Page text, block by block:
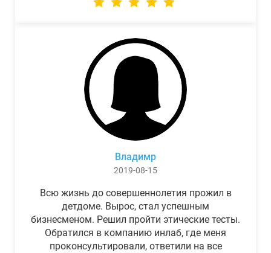
Владимр
2019-08-15
Всю жизнь до совершеннолетия прожил в
детдоме. Вырос, стал успешным
бизнесменом. Решил пройти этические тесты.
Обратился в компанию инлаб, где меня
проконсультировали, ответили на все